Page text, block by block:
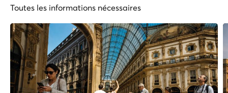
Toutes les informations nécessaires